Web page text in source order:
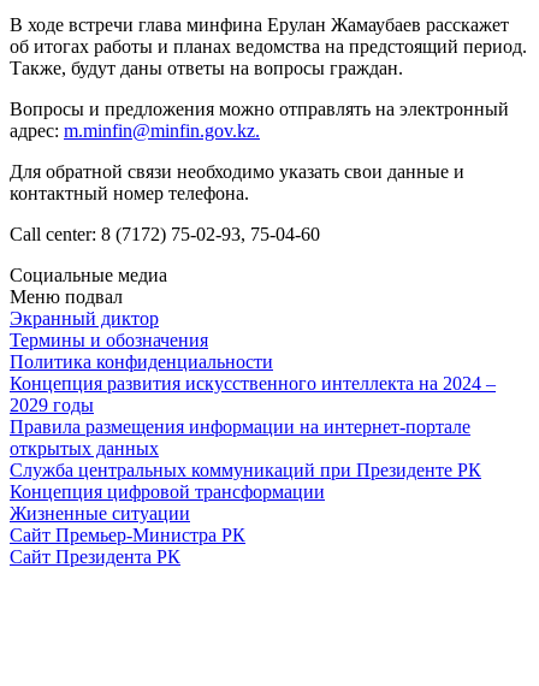
В ходе встречи глава минфина Ерулан Жамаубаев расскажет
об итогах работы и планах ведомства на предстоящий период.
Также, будут даны ответы на вопросы граждан.
Вопросы и предложения можно отправлять на электронный
адрес: m.minfin@minfin.gov.kz.
Для обратной связи необходимо указать свои данные и
контактный номер телефона.
Call center: 8 (7172) 75-02-93, 75-04-60
Социальные медиа
Меню подвал
Экранный диктор
Термины и обозначения
Политика конфиденциальности
Концепция развития искусственного интеллекта на 2024 –
2029 годы
Правила размещения информации на интернет-портале
открытых данных
Служба центральных коммуникаций при Президенте РК
Концепция цифровой трансформации
Жизненные ситуации
Сайт Премьер-Министра РК
Сайт Президента РК